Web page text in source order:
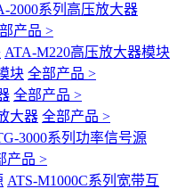
2000系列高压放大器
产品 >
ATA-M220高压放大器模块
块 全部产品 >
全部产品 >
大器 全部产品 >
3000系列功率信号源
产品 >
ATS-M1000C系列宽带互